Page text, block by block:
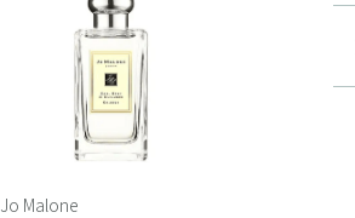
Jo Malone